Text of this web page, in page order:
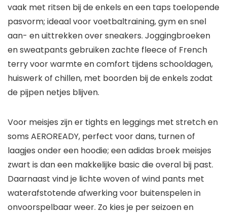
vaak met ritsen bij de enkels en een taps toelopende
pasvorm; ideaal voor voetbaltraining, gym en snel
aan- en uittrekken over sneakers. Joggingbroeken
en sweatpants gebruiken zachte fleece of French
terry voor warmte en comfort tijdens schooldagen,
huiswerk of chillen, met boorden bij de enkels zodat
de pijpen netjes blijven.
Voor meisjes zijn er tights en leggings met stretch en
soms AEROREADY, perfect voor dans, turnen of
laagjes onder een hoodie; een adidas broek meisjes
zwart is dan een makkelijke basic die overal bij past.
Daarnaast vind je lichte woven of wind pants met
waterafstotende afwerking voor buitenspelen in
onvoorspelbaar weer. Zo kies je per seizoen en